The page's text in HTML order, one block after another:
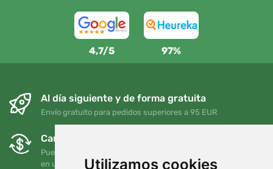
Utilizamos cookies
4,7/5 97%
Al día siguiente y de forma gratuita
Envío gratuito para pedidos superiores a 95 EUR
Cambios y devoluciones gratuitos
Puede devolver o cambiar su pedido en cualquier momento
en un plazo de 90 días